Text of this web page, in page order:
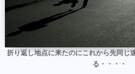
折り返し地点に来たのにこれから先同じ
る・・・・